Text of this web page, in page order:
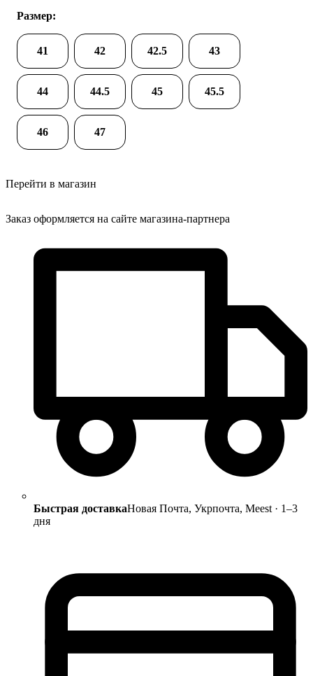
Размер:
41 42 42.5 43
44 44.5 45 45.5
46 47
Перейти в магазин
Заказ оформляется на сайте магазина-партнера
Быстрая доставкаНовая Почта, Укрпочта, Meest · 1–3
дня